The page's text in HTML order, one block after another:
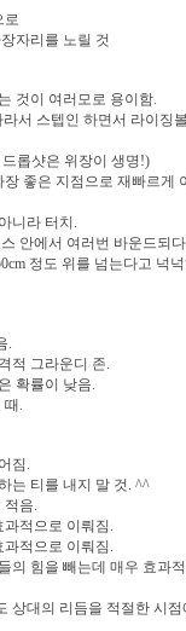
로
자리를 노릴 것
것이 여러모로 용이함.
서 스텝인 하면서 라이징
롭샷은 위장이 생명!)
좋은 지점으로 재빠르
니라 터치.
안에서 여러번 바운드되
정도 위를 넘는다고 넉
.
적 그라운디 존.
확률이 낮음.
때.
짐.
는 티를 내지 말 것. ^^
적음.
적으로 이뤄짐.
적으로 이뤄짐.
의 힘을 빼는데 매우 효과
상대의 리듬을 적절한 시